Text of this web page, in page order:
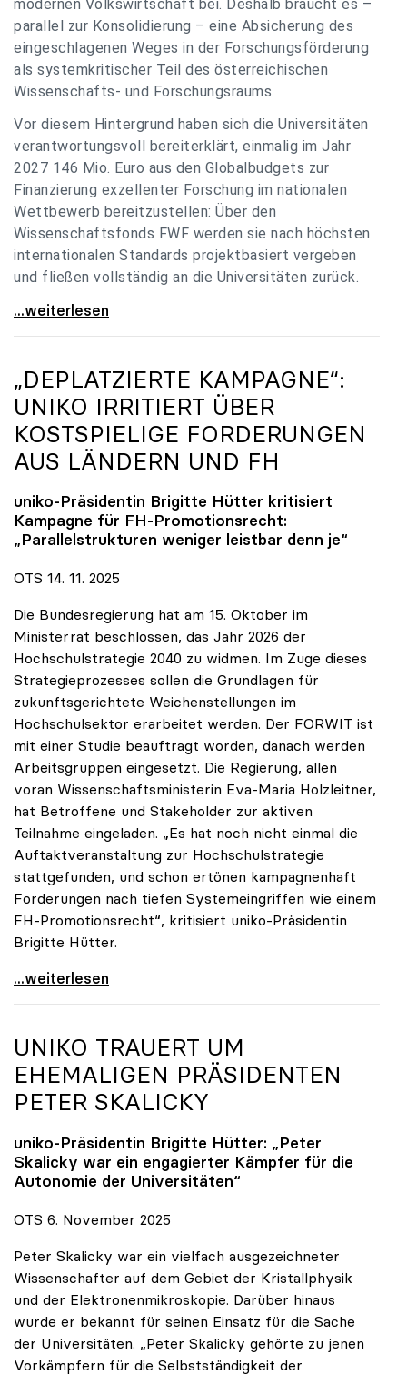
modernen Volkswirtschaft bei. Deshalb braucht es –
parallel zur Konsolidierung – eine Absicherung des
eingeschlagenen Weges in der Forschungsförderung
als systemkritischer Teil des österreichischen
Wissenschafts- und Forschungsraums.
Vor diesem Hintergrund haben sich die Universitäten
verantwortungsvoll bereiterklärt, einmalig im Jahr
2027 146 Mio. Euro aus den Globalbudgets zur
Finanzierung exzellenter Forschung im nationalen
Wettbewerb bereitzustellen: Über den
Wissenschaftsfonds FWF werden sie nach höchsten
internationalen Standards projektbasiert vergeben
und fließen vollständig an die Universitäten zurück.
Gemeinsam für einen starken Wissenschafts- und
...weiterlesen
„DEPLATZIERTE KAMPAGNE“:
UNIKO IRRITIERT ÜBER
KOSTSPIELIGE FORDERUNGEN
AUS LÄNDERN UND FH
uniko-Präsidentin Brigitte Hütter kritisiert
Kampagne für FH-Promotionsrecht:
„Parallelstrukturen weniger leistbar denn je“
OTS 14. 11. 2025
Die Bundesregierung hat am 15. Oktober im
Ministerrat beschlossen, das Jahr 2026 der
Hochschulstrategie 2040 zu widmen. Im Zuge dieses
Strategieprozesses sollen die Grundlagen für
zukunftsgerichtete Weichenstellungen im
Hochschulsektor erarbeitet werden. Der FORWIT ist
mit einer Studie beauftragt worden, danach werden
Arbeitsgruppen eingesetzt. Die Regierung, allen
voran Wissenschaftsministerin Eva-Maria Holzleitner,
hat Betroffene und Stakeholder zur aktiven
Teilnahme eingeladen. „Es hat noch nicht einmal die
Auftaktveranstaltung zur Hochschulstrategie
stattgefunden, und schon ertönen kampagnenhaft
Forderungen nach tiefen Systemeingriffen wie einem
FH-Promotionsrecht“, kritisiert uniko-Präsidentin
Brigitte Hütter.
„Deplatzierte Kampagne“: uniko irritiert über
...weiterlesen
UNIKO TRAUERT UM
EHEMALIGEN PRÄSIDENTEN
PETER SKALICKY
uniko-Präsidentin Brigitte Hütter: „Peter
Skalicky war ein engagierter Kämpfer für die
Autonomie der Universitäten“
OTS 6. November 2025
Peter Skalicky war ein vielfach ausgezeichneter
Wissenschafter auf dem Gebiet der Kristallphysik
und der Elektronenmikroskopie. Darüber hinaus
wurde er bekannt für seinen Einsatz für die Sache
der Universitäten. „Peter Skalicky gehörte zu jenen
Vorkämpfern für die Selbstständigkeit der